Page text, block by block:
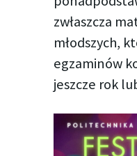
zwłaszcza
młodszych,
egzaminów
jeszcze rok